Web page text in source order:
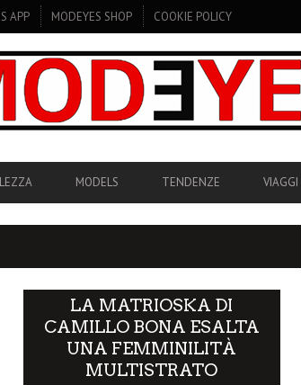
APP MODEYES SHOP COOKIE POLICY
MODELS TENDENZE VIAGGI
LA MATRIOSKA DI
CAMILLO BONA ESALTA
UNA FEMMINILITÀ
MULTISTRATO